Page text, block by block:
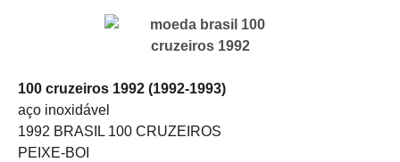
100 cruzeiros 1992 (1992-1993)
aço inoxidável
1992 BRASIL 100 CRUZEIROS
PEIXE-BOI